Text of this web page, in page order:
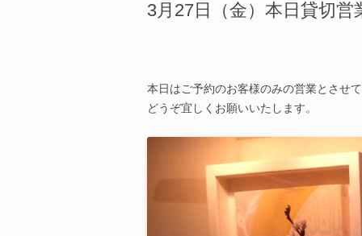
3月27日（金）本日貸切営
本日はご予約のお客様のみの営業とさせて
どうぞ宜しくお願いいたします。